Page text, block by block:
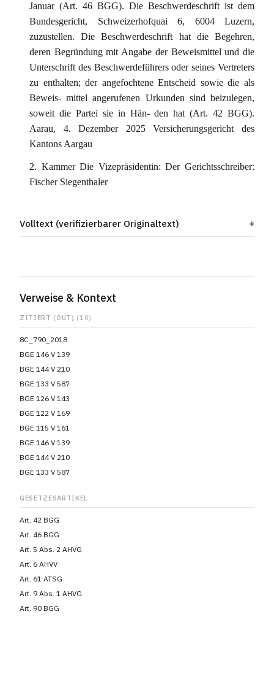
Januar (Art. 46 BGG). Die Beschwerdeschrift ist dem
Bundesgericht, Schweizerhofquai 6, 6004 Luzern,
zuzustellen. Die Beschwerdeschrift hat die Begehren,
deren Begründung mit Angabe der Beweismittel und die
Unterschrift des Beschwerdeführers oder seines Vertreters
zu enthalten; der angefochtene Entscheid sowie die als
Beweis- mittel angerufenen Urkunden sind beizulegen,
soweit die Partei sie in Hän- den hat (Art. 42 BGG).
Aarau, 4. Dezember 2025 Versicherungsgericht des
Kantons Aargau
2. Kammer Die Vizepräsidentin: Der Gerichtsschreiber:
Fischer Siegenthaler
Volltext (verifizierbarer Originaltext)
Verweise & Kontext
ZITIERT (OUT) (10)
8C_790_2018
BGE 146 V 139
BGE 144 V 210
BGE 133 V 587
BGE 126 V 143
BGE 122 V 169
BGE 115 V 161
BGE 146 V 139
BGE 144 V 210
BGE 133 V 587
GESETZESARTIKEL
Art. 42 BGG
Art. 46 BGG
Art. 5 Abs. 2 AHVG
Art. 6 AHVV
Art. 61 ATSG
Art. 9 Abs. 1 AHVG
Art. 90 BGG